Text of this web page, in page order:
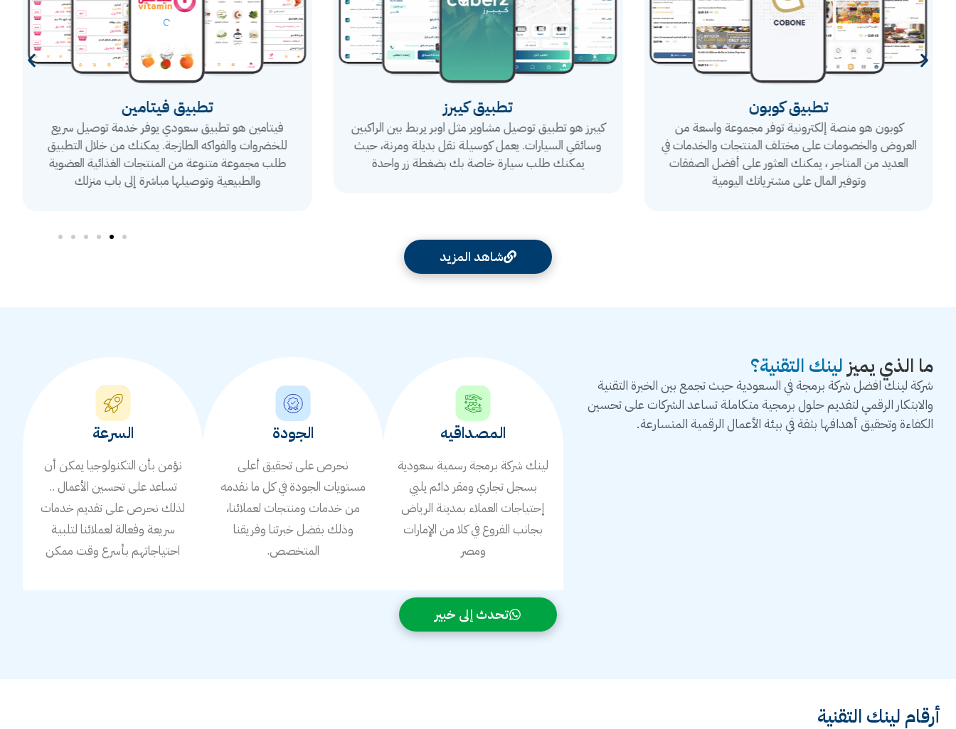
تطبيق كوبون
كوبون هو منصة إلكترونية توفر مجموعة واسعة من
العروض والخصومات على مختلف المنتجات والخدمات في
العديد من المتاجر ، يمكنك العثور على أفضل الصفقات
وتوفير المال على مشترياتك اليومية
تطبيق كيبرز
كيبرز هو تطبيق توصيل مشاوير مثل اوبر يربط بين الراكبين
وسائقي السيارات. يعمل كوسيلة نقل بديلة ومرنة، حيث
يمكنك طلب سيارة خاصة بك بضغطة زر واحدة
تطبيق فيتامين
فيتامين هو تطبيق سعودي يوفر خدمة توصيل سريع
للخضروات والفواكه الطازجة. يمكنك من خلال التطبيق
طلب مجموعة متنوعة من المنتجات الغذائية العضوية
والطبيعية وتوصيلها مباشرة إلى باب منزلك
شاهد المزيد
ما الذي يميز لينك التقنية؟
شركة لينك افضل شركة برمجة في السعودية حيث تجمع بين الخبرة التقنية
والابتكار الرقمي لتقديم حلول برمجية متكاملة تساعد الشركات على تحسين
الكفاءة وتحقيق أهدافها بثقة في بيئة الأعمال الرقمية المتسارعة.
المصداقيه
لينك شركة برمجة رسمية سعودية
بسجل تجاري ومقر دائم يلبي
إحتياجات العملاء بمدينة الرياض
بجانب الفروع في كلا من الإمارات
ومصر
الجودة
نحرص على تحقيق أعلى
مستويات الجودة في كل ما نقدمه
من خدمات ومنتجات لعملائنا،
وذلك بفضل خبرتنا وفريقنا
المتخصص.
السرعة
نؤمن بأن التكنولوجيا يمكن أن
تساعد على تحسين الأعمال ..
لذلك نحرص على تقديم خدمات
سريعة وفعالة لعملائنا لتلبية
احتياجاتهم بأسرع وقت ممكن
تحدث إلى خبير
أرقام لينك التقنية